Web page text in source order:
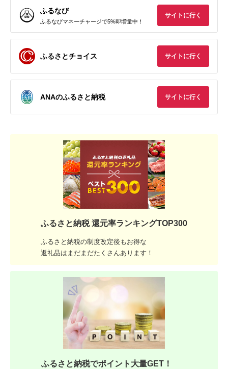
ふるなび
ふるなびマネーチャージで5%即増量中！
サイトに行く
ふるさとチョイス サイトに行く
ANAのふるさと納税 サイトに行く
ふるさと納税 還元率ランキングTOP300
ふるさと納税の制度改定後もお得な
返礼品はまだまだたくさんあります！
ふるさと納税でポイント大量GET！